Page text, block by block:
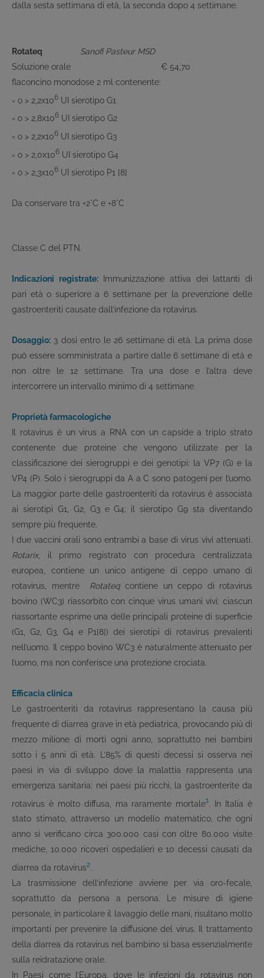
dalla sesta settimana di età, la seconda dopo 4 settimane.
Rotateq
Sanofi Pasteur MSD
Soluzione orale
flaconcino monodose 2 ml contenente:
= o > 2,2x106 UI sierotipo G1
= o > 2,8x106 UI sierotipo G2
= o > 2,2x106 UI sierotipo G3
= o > 2,0x106 UI sierotipo G4
= o > 2,3x106 UI sierotipo P1 [8]
Da conservare tra +2°C e +8°C
€ 54,70
Classe C del PTN.
Indicazioni registrate:Immunizzazione attiva dei lattanti di
pari età o superiore a 6 settimane per la prevenzione delle
gastroenteriti causate dall’infezione da rotavirus.
Dosaggio: 3 dosi entro le 26 settimane di età. La prima dose
può essere somministrata a partire dalle 6 settimane di età e
non oltre le 12 settimane. Tra una dose e l’altra deve
intercorrere un intervallo minimo di 4 settimane.
Proprietà farmacologiche
Il rotavirus è un virus a RNA con un capside a triplo strato
contenente due proteine che vengono utilizzate per la
classificazione dei sierogruppi e dei genotipi: la VP7 (G) e la
VP4 (P). Solo i sierogruppi da A a C sono patogeni per l’uomo.
La maggior parte delle gastroenteriti da rotavirus è associata
ai sierotipi G1, G2, G3 e G4; il sierotipo G9 sta diventando
sempre più frequente.
I due vaccini orali sono entrambi a base di virus vivi attenuati.
Rotarix, il primo registrato con procedura centralizzata
europea, contiene un unico antigene di ceppo umano di
rotavirus, mentre Rotateqcontiene un ceppo di rotavirus
bovino (WC3) riassorbito con cinque virus umani vivi; ciascun
riassortante esprime una delle principali proteine di superficie
(G1, G2, G3, G4 e P1[8]) dei sierotipi di rotavirus prevalenti
nell’uomo. Il ceppo bovino WC3 è naturalmente attenuato per
l’uomo, ma non conferisce una protezione crociata.
Efficacia clinica
Le gastroenteriti da rotavirus rappresentano la causa più
frequente di diarrea grave in età pediatrica, provocando più di
mezzo milione di morti ogni anno, soprattutto nei bambini
sotto i 5 anni di età. L’85% di questi decessi si osserva nei
paesi in via di sviluppo dove la malattia rappresenta una
emergenza sanitaria; nei paesi più ricchi, la gastroenterite da
rotavirus è molto diffusa, ma raramente mortale1. In Italia è
stato stimato, attraverso un modello matematico, che ogni
anno si verificano circa 300.000 casi con oltre 80.000 visite
mediche, 10.000 ricoveri ospedalieri e 10 decessi causati da
diarrea da rotavirus2.
La trasmissione dell’infezione avviene per via oro-fecale,
soprattutto da persona a persona. Le misure di igiene
personale, in particolare il lavaggio delle mani, risultano molto
importanti per prevenire la diffusione del virus. Il trattamento
della diarrea da rotavirus nel bambino si basa essenzialmente
sulla reidratazione orale.
In Paesi come l’Europa, dove le infezioni da rotavirus non